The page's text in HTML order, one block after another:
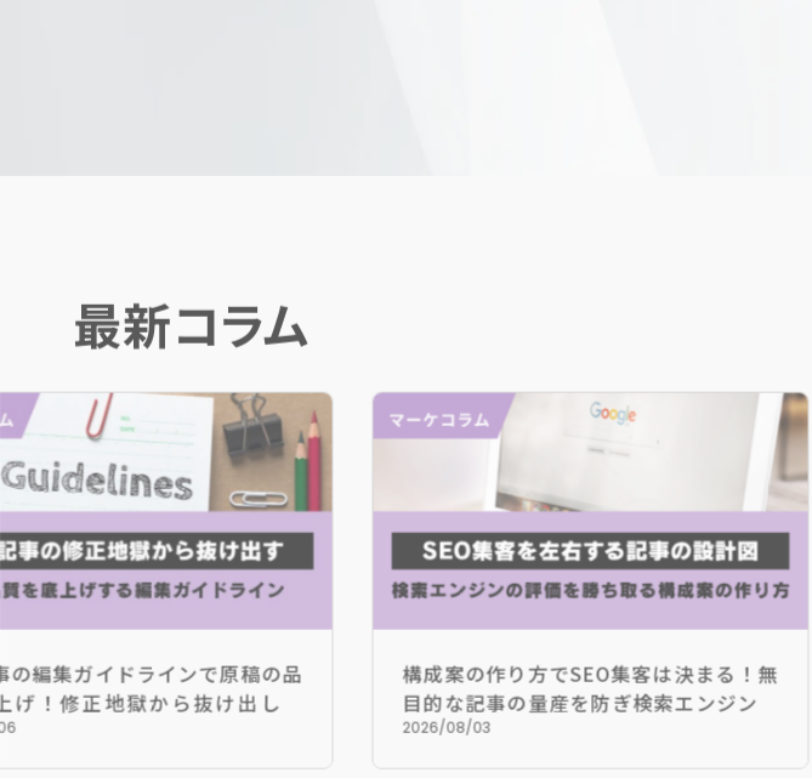
最新コラム
イドラインで原稿の品
地獄から抜け出しメ
るノウハウ
構成案の作り方でSEO集客は決まる！無
目的な記事の量産を防ぎ検索エンジンの
評価を勝ち取る設計図
2026/08/03